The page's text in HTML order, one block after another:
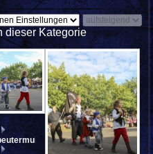
dieser Kategorie